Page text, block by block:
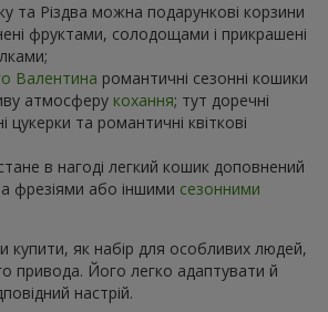
та Різдва можна подарункові корзини
фруктами, солодощами і прикрашені
Валентина романтичні сезонні кошики
атмосферу кохання; тут доречні
цукерки та романтичні квіткові
в нагоді легкий кошик доповнений
фрезіями або іншими сезонними
купити, як набір для особливих людей,
привода. Його легко адаптувати й
настрій.